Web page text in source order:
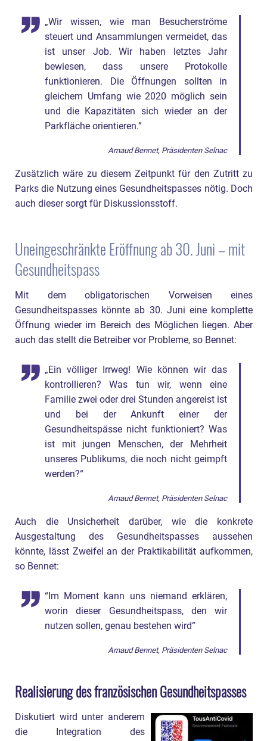
„Wir wissen, wie man Besucherströme
steuert und Ansammlungen vermeidet, das
ist unser Job. Wir haben letztes Jahr
bewiesen, dass unsere Protokolle
funktionieren. Die Öffnungen sollten in
gleichem Umfang wie 2020 möglich sein
und die Kapazitäten sich wieder an der
Parkfläche orientieren.”
Arnaud Bennet, Präsidenten Selnac
Zusätzlich wäre zu diesem Zeitpunkt für den Zutritt zu
Parks die Nutzung eines Gesundheitspasses nötig. Doch
auch dieser sorgt für Diskussionsstoff.
Uneingeschränkte Eröffnung ab 30. Juni – mit
Gesundheitspass
Mit dem obligatorischen Vorweisen eines
Gesundheitspasses könnte ab 30. Juni eine komplette
Öffnung wieder im Bereich des Möglichen liegen. Aber
auch das stellt die Betreiber vor Probleme, so Bennet:
„Ein völliger Irrweg! Wie können wir das
kontrollieren? Was tun wir, wenn eine
Familie zwei oder drei Stunden angereist ist
und bei der Ankunft einer der
Gesundheitspässe nicht funktioniert? Was
ist mit jungen Menschen, der Mehrheit
unseres Publikums, die noch nicht geimpft
werden?“
Arnaud Bennet, Präsidenten Selnac
Auch die Unsicherheit darüber, wie die konkrete
Ausgestaltung des Gesundheitspasses aussehen
könnte, lässt Zweifel an der Praktikabilität aufkommen,
so Bennet:
“Im Moment kann uns niemand erklären,
worin dieser Gesundheitspass, den wir
nutzen sollen, genau bestehen wird”
Arnaud Bennet, Präsidenten Selnac
Realisierung des französischen Gesundheitspasses
Diskutiert wird unter anderem
die Integration des